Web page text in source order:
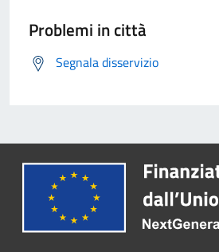
Problemi in città
Segnala disservizio